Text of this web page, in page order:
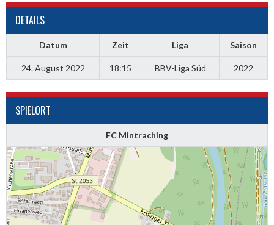
DETAILS
Datum Zeit Liga Saison
24. August 2022 18:15 BBV-Liga Süd 2022
SPIELORT
FC Mintraching